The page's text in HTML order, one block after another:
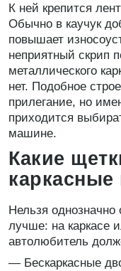
К ней крепится
Обычно в каучук
повышает
неприятный скрип
металлического
нет. Подобное
прилегание, но
приходится
машине.
Какие
каркасные
Нельзя однозначно
лучше: на каркасе
автолюбитель
— Бескаркасные